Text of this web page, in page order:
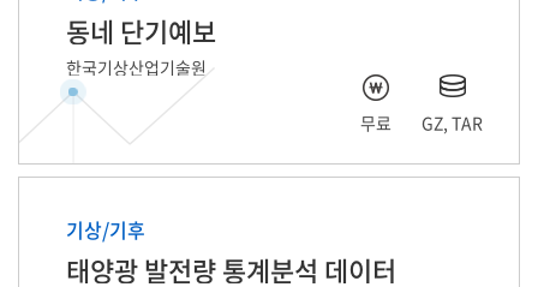
동네 단기예보
한국기상산업기술원
무료 GZ, TAR
기상/기후
태양광 발전량 통계분석 데이터